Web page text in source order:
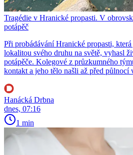
Tragédie v Hranické propasti. V
potápěč
Při probádávání Hranické propasti,
lokalitou svého druhu na světě, vyhasl
potápěče. Kolegové z průzkumného
kontakt a jeho tělo našli až před půlnocí
Hanácká Drbna
dnes, 07:16
1 min